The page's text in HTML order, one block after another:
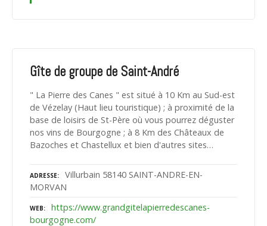
Gîte de groupe de Saint-André
" La Pierre des Canes " est situé à 10 Km au Sud-est
de Vézelay (Haut lieu touristique) ; à proximité de la
base de loisirs de St-Père où vous pourrez déguster
nos vins de Bourgogne ; à 8 Km des Châteaux de
Bazoches et Chastellux et bien d'autres sites…
ADRESSE
Villurbain 58140 SAINT-ANDRE-EN-
MORVAN
WEB
https://www.grandgitelapierredescanes-
bourgogne.com/